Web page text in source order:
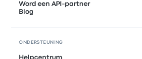
Word een API-partner
Blog
ONDERSTEUNING
Helpcentrum